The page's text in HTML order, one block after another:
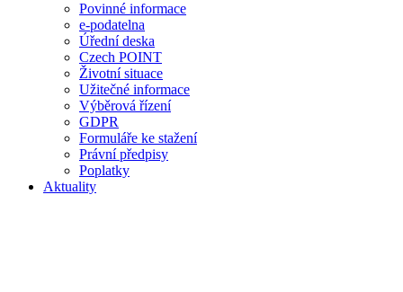
Povinné informace
e-podatelna
Úřední deska
Czech POINT
Životní situace
Užitečné informace
Výběrová řízení
GDPR
Formuláře ke stažení
Právní předpisy
Poplatky
Aktuality